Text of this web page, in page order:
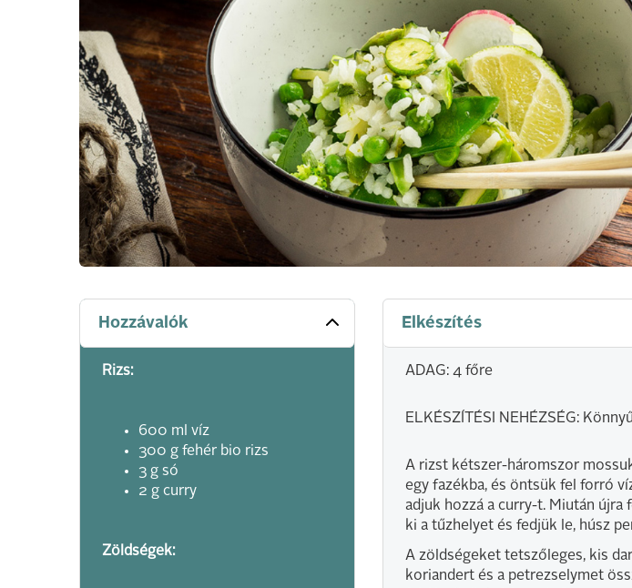
Hozzávalók
Rizs:
600 ml víz
300 g fehér bio rizs
3 g só
2 g curry
Zöldségek:
Elkészítés
ADAG: 4 főre
ELKÉSZÍTÉSI NEHÉZSÉG: Könnyű
A rizst kétszer-háromszor
egy fazékba, és öntsük fel forró
adjuk hozzá a curry-t. Miután újra
ki a tűzhelyet és fedjük le, húsz
A zöldségeket tetszőleges, kis
koriandert és a petrezselymet